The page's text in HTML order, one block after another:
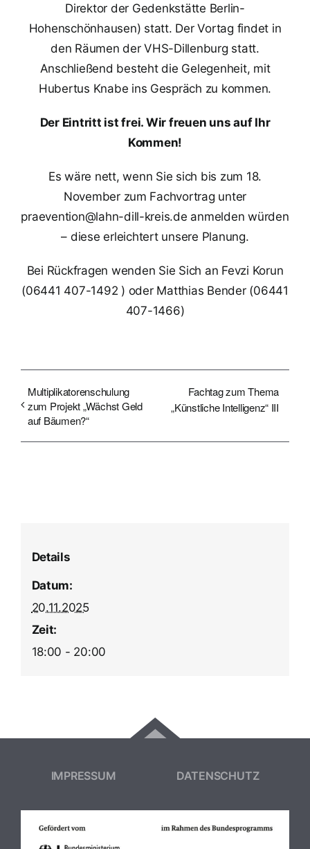
Direktor der Gedenkstätte Berlin-
Hohenschönhausen) statt. Der Vortag findet in
den Räumen der VHS-Dillenburg statt.
Anschließend besteht die Gelegenheit, mit
Hubertus Knabe ins Gespräch zu kommen.
Der Eintritt ist frei. Wir freuen uns auf Ihr
Kommen!
Es wäre nett, wenn Sie sich bis zum 18.
November zum Fachvortrag unter
praevention@lahn-dill-kreis.de anmelden würden
– diese erleichtert unsere Planung.
Bei Rückfragen wenden Sie Sich an Fevzi Korun
(06441 407-1492 ) oder Matthias Bender (06441
407-1466)
Multiplikatorenschulung
zum Projekt „Wächst Geld
auf Bäumen?“
Fachtag zum Thema
„Künstliche Intelligenz“ III
Details
Datum:
20.11.2025
Zeit:
18:00 - 20:00
IMPRESSUM DATENSCHUTZ